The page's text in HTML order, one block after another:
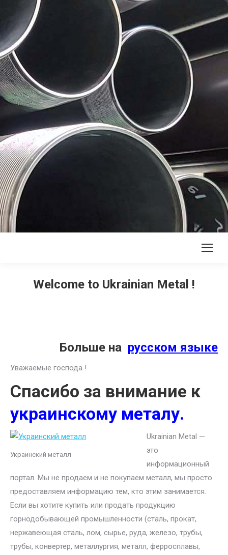
Welcome to Ukrainian Metal !
Больше на русском языке
Уважаемые господа !
Спасибо за внимание к
украинскому металу.
Украинский металл
Ukrainian Metal —
это
информационный
портал. Мы не продаем и не покупаем металл, мы просто
предоставляем информацию тем, кто этим занимается.
Если вы хотите купить или продать продукцию
горнодобывающей промышленности (сталь, прокат,
нержавеющая сталь, лом, сырье, руда, железо, трубы,
трубы, конвертер, металлургия, металл, ферросплавы,